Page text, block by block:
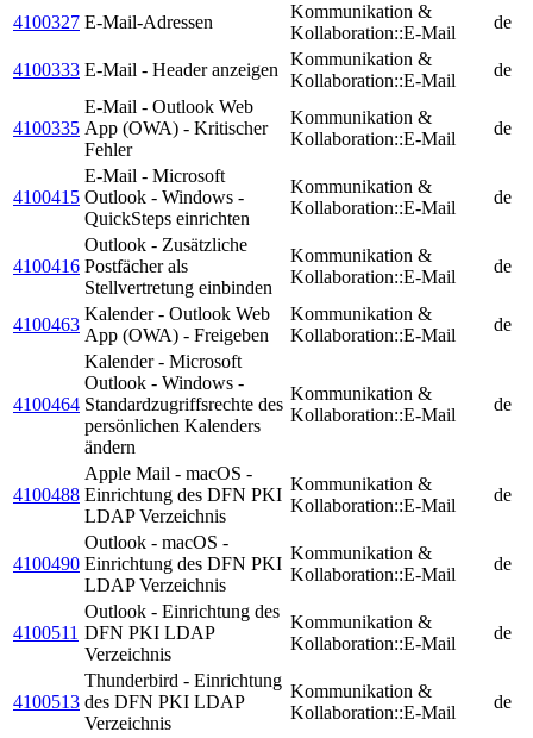
4100327 E-Mail-Adressen
Kommunikation &
Kollaboration::E-Mail
de
4100333 E-Mail - Header anzeigen
Kommunikation &
Kollaboration::E-Mail
de
4100335
E-Mail - Outlook Web
App (OWA) - Kritischer
Fehler
Kommunikation &
Kollaboration::E-Mail
de
4100415
E-Mail - Microsoft
Outlook - Windows -
QuickSteps einrichten
Kommunikation &
Kollaboration::E-Mail
de
4100416
Outlook - Zusätzliche
Postfächer als
Stellvertretung einbinden
Kommunikation &
Kollaboration::E-Mail
de
4100463
Kalender - Outlook Web
App (OWA) - Freigeben
Kommunikation &
Kollaboration::E-Mail
de
4100464
Kalender - Microsoft
Outlook - Windows -
Standardzugriffsrechte des
persönlichen Kalenders
ändern
Kommunikation &
Kollaboration::E-Mail
de
4100488
Apple Mail - macOS -
Einrichtung des DFN PKI
LDAP Verzeichnis
Kommunikation &
Kollaboration::E-Mail
de
4100490
Outlook - macOS -
Einrichtung des DFN PKI
LDAP Verzeichnis
Kommunikation &
Kollaboration::E-Mail
de
4100511
Outlook - Einrichtung des
DFN PKI LDAP
Verzeichnis
Kommunikation &
Kollaboration::E-Mail
de
4100513
Thunderbird - Einrichtung
des DFN PKI LDAP
Verzeichnis
Kommunikation &
Kollaboration::E-Mail
de